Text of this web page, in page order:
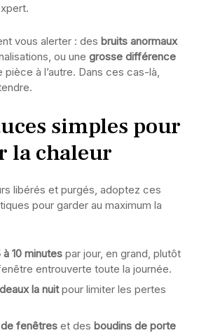
vous alerter : des bruits anormaux
ou une grosse différence
pièce à l’autre. Dans ces cas-là,
simples pour
la chaleur
libérés et purgés, adoptez ces
pour garder au maximum la
à 10 minutes par jour, en grand, plutôt
entrouverte toute la journée.
la nuitpour limiter les pertes
fenêtres et des boudins de porte